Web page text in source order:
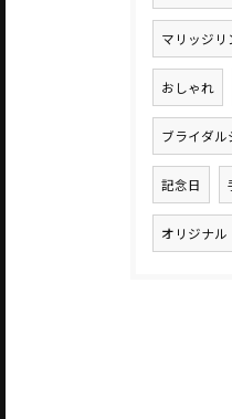
マリッジリ
おしゃれ
ブライダル
記念日
オリジナル